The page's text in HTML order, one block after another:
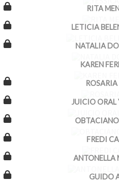
RITA
LETICIA
NATALIA
KAREN
JUICIO ORAL
FREDI
ANTONELLA
GUIDO